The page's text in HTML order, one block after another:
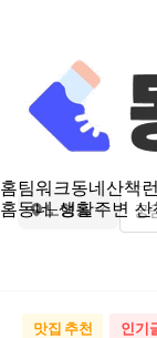
홈팀워크동네산책
홈동네 생활주변 산
노형동
맛집 추천 인기